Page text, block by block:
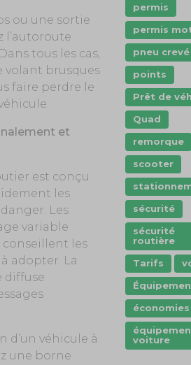
ou une sortie
l’autoroute
tous les cas,
volant brusques
faire perdre le
et
est conçu
les
Les
variable
conseillent les
adopter. La
diffuse
d’un véhicule à
une borne
permis
permis
pneu crevé
points
Prêt de
Quad
remorque
scooter
sécurité
sécurité
routière
Tarifs
économies
voiture